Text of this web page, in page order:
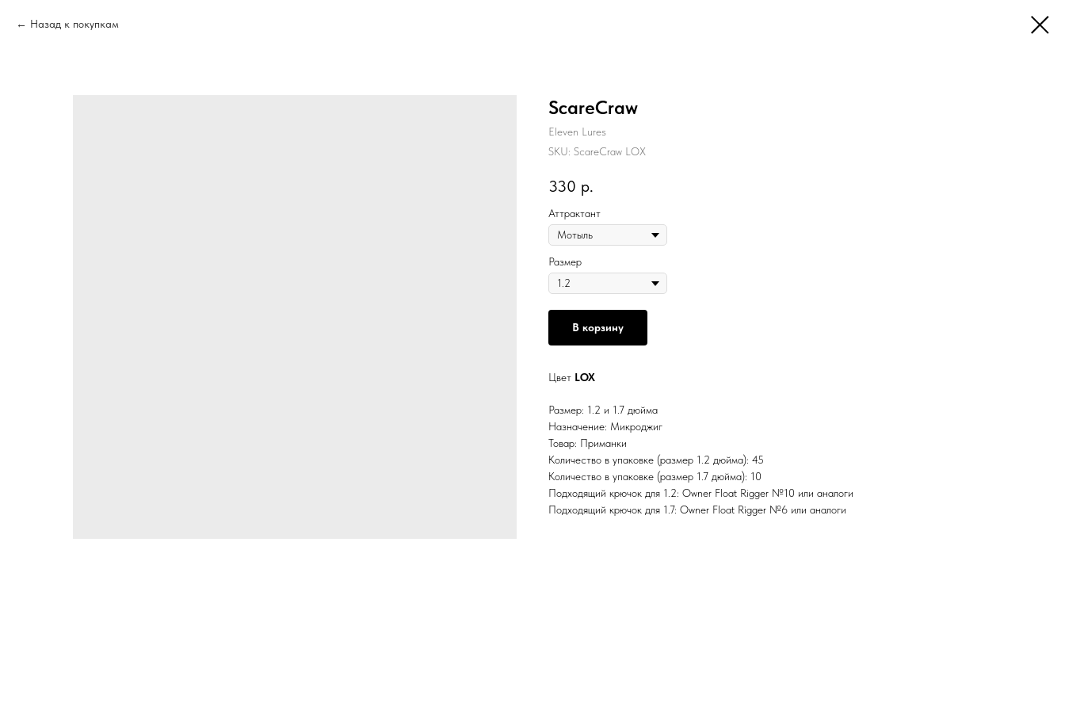
Назад к покупкам
ScareCraw
Eleven Lures
SKU: ScareCraw LOX
330 р.
Аттрактант
Размер
В корзину
Цвет LOX
Размер: 1.2 и 1.7 дюйма
Назначение: Микроджиг
Товар: Приманки
Количество в упаковке (размер 1.2 дюйма): 45
Количество в упаковке (размер 1.7 дюйма): 10
Подходящий крючок для 1.2: Owner Float Rigger №10 или аналоги
Подходящий крючок для 1.7: Owner Float Rigger №6 или аналоги